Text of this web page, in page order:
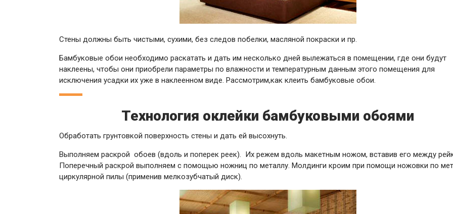
Стены должны быть чистыми, сухими, без следов побелки, масляной покраски и пр.
Бамбуковые обои необходимо раскатать и дать им несколько дней вылежаться в помещении, где они будут
наклеены, чтобы они приобрели параметры по влажности и температурным данным этого помещения для
исключения усадки их уже в наклеенном виде. Рассмотрим,как клеить бамбуковые обои.
Технология оклейки бамбуковыми обоями
Обработать грунтовкой поверхность стены и дать ей высохнуть.
Выполняем раскрой обоев (вдоль и поперек реек). Их режем вдоль макетным ножом, вставив его между
Поперечный раскрой выполняем с помощью ножниц по металлу. Молдинги кроим при помощи ножовки по
циркулярной пилы (применив мелкозубчатый диск).